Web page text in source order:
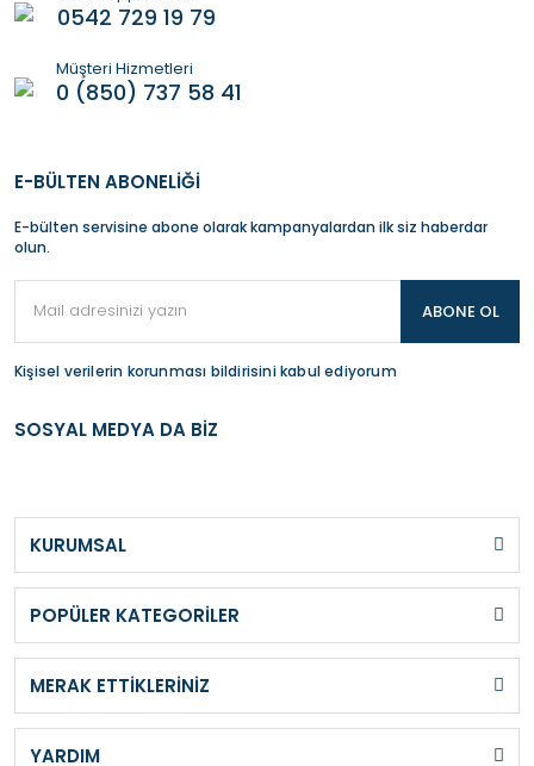
0542 729 19 79
Müşteri Hizmetleri
0 (850) 737 58 41
E-BÜLTEN ABONELİĞİ
E-bülten servisine abone olarak kampanyalardan ilk siz haberdar
olun.
ABONE OL
Kişisel verilerin korunması bildirisini kabul ediyorum
SOSYAL MEDYA DA BİZ
KURUMSAL
POPÜLER KATEGORİLER
MERAK ETTİKLERİNİZ
YARDIM